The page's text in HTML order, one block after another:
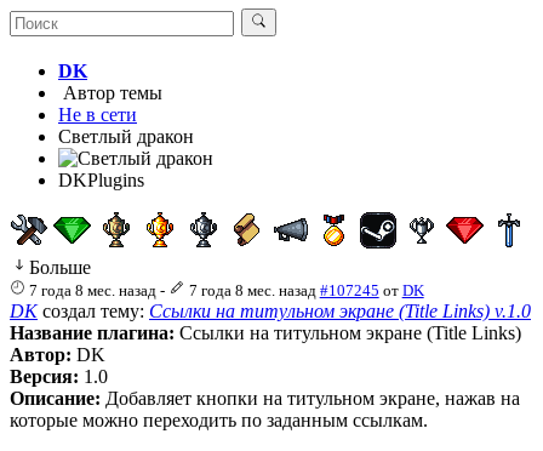
DK
Автор темы
Не в сети
Светлый дракон
DKPlugins
Больше
7 года 8 мес. назад - 7 года 8 мес. назад #107245 от DK
DKсоздал тему: Ссылки на титульном экране (Title Links) v.1.0
Название плагина: Ссылки на титульном экране (Title Links)
Автор: DK
Версия: 1.0
Описание: Добавляет кнопки на титульном экране, нажав на
которые можно переходить по заданным ссылкам.